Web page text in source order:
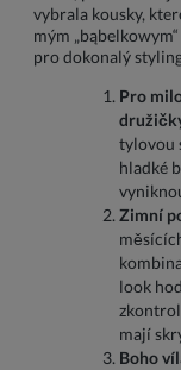
vybrala kousky,
mým
pro dokonalý
Pro
tylovou
hladké
Zimní
look
mají
Boho